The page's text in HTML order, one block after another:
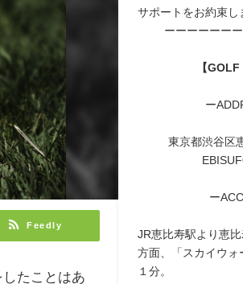
Feedly
たことはあ
サポートをお約束し
ーーーーーー
【GOLF
ー
東京都渋谷区
ー
JR恵比寿駅より恵
方面、「スカイウ
１分。